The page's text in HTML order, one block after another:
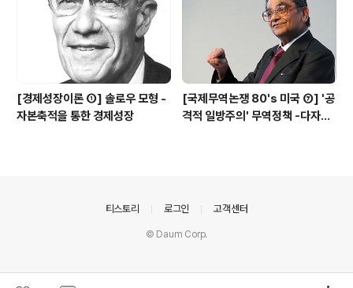
[경제성장이론 ①] 솔로우 모형 -
자본축적을 통한 경제성장
[국제무역논쟁 80's 미국 ⑦] '공
격적 일방주의' 무역정책 -다자주
티스토리 로그인 고객센터
© Daum Corp.